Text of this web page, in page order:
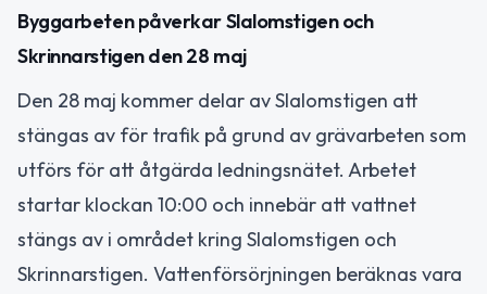
Byggarbeten påverkar Slalomstigen och
Skrinnarstigen den 28 maj
Den 28 maj kommer delar av Slalomstigen att
stängas av för trafik på grund av grävarbeten som
utförs för att åtgärda ledningsnätet. Arbetet
startar klockan 10:00 och innebär att vattnet
stängs av i området kring Slalomstigen och
Skrinnarstigen. Vattenförsörjningen beräknas vara